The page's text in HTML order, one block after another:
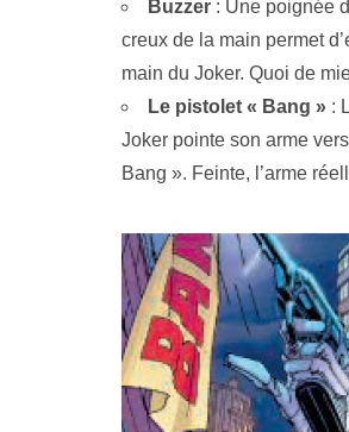
Buzzer : Une poignée
creux de la main permet
main du Joker. Quoi de
Le pistolet « Bang » :
Joker pointe son arme
Bang ». Feinte, l’arme